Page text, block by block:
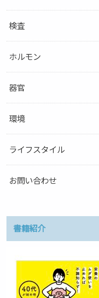
検査
ホルモン
器官
環境
ライフスタイル
お問い合わせ
書籍紹介